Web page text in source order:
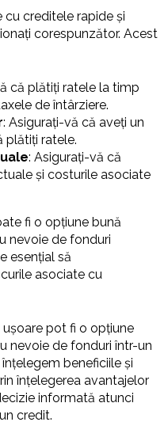
cu creditele rapide și
corespunzător. Acest
că plătiți ratele la timp
de întârziere.
: Asigurați-vă că aveți un
plătiți ratele.
: Asigurați-vă că
și costurile asociate
fi o opțiune bună
nevoie de fonduri
esențial să
asociate cu
pot fi o opțiune
nevoie de fonduri într-un
beneficiile și
înțelegerea avantajelor
informată atunci
credit.